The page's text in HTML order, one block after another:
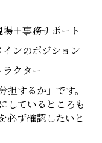
＋事務サポート
ンのポジション
ラクター
担するか」です。
しているところも
必ず確認したいと